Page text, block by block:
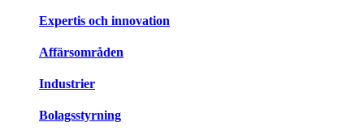
Expertis och innovation
Affärsområden
Industrier
Bolagsstyrning